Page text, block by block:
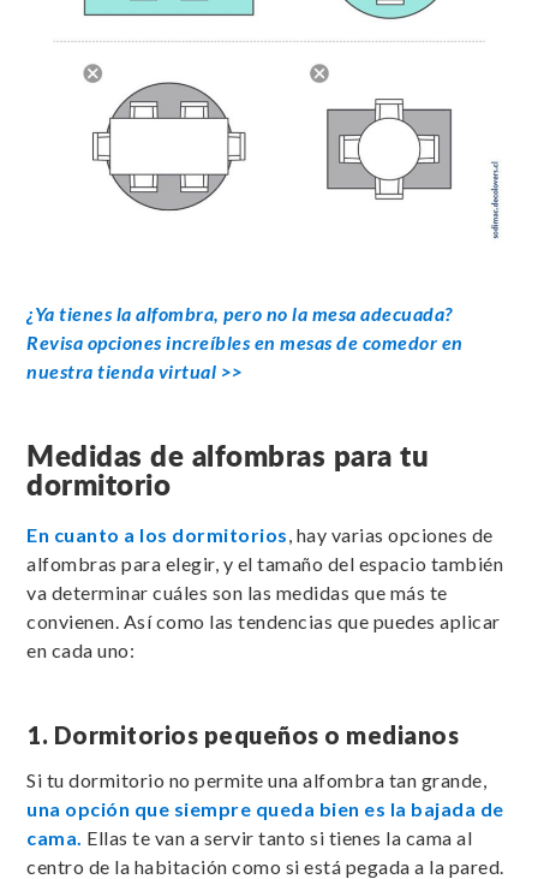
¿Ya tienes la alfombra, pero no la mesa adecuada?
Revisa opciones increíbles en mesas de comedor en
nuestra tienda virtual >>
Medidas de alfombras para tu
dormitorio
En cuanto a los dormitorios , hay varias opciones de
alfombras para elegir, y el tamaño del espacio también
va determinar cuáles son las medidas que más te
convienen. Así como las tendencias que puedes aplicar
en cada uno:
1. Dormitorios pequeños o medianos
Si tu dormitorio no permite una alfombra tan grande,
una opción que siempre queda bien es la bajada de
cama. Ellas te van a servir tanto si tienes la cama al
centro de la habitación como si está pegada a la pared.